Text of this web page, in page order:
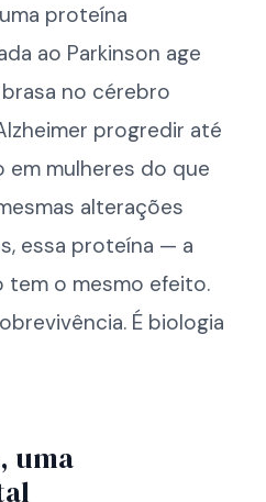
proteína
ao Parkinson age
no cérebro
progredir até
em mulheres do que
alterações
essa proteína — a
tem o mesmo efeito.
É biologia
uma